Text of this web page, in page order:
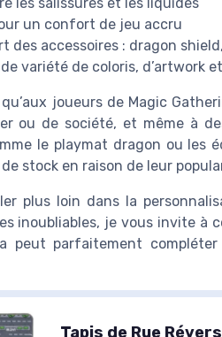
un confort de jeu accru
des accessoires : dragon
variété de coloris,
joueurs de Magic
ou de société, et même à
le playmat dragon ou
stock en raison de leur
plus loin dans la
inoubliables, je vous invite à
peut parfaitement
Tapis de Rue